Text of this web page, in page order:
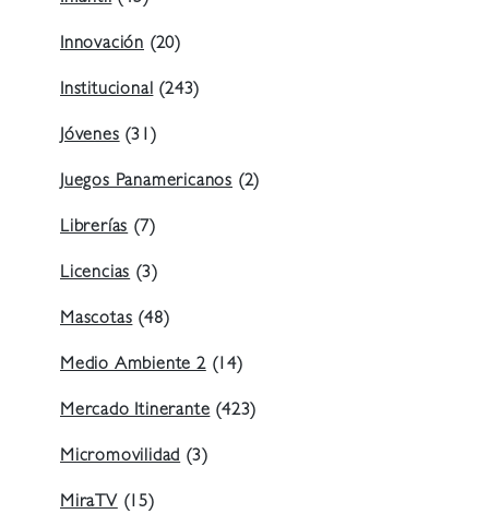
Innovación (20)
Institucional (243)
Jóvenes (31)
Juegos Panamericanos (2)
Librerías (7)
Licencias (3)
Mascotas (48)
Medio Ambiente 2(14)
Mercado Itinerante (423)
Micromovilidad (3)
MiraTV (15)